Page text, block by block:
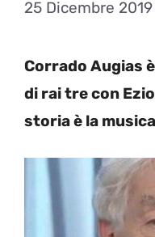
25 Dicembre 2019
Corrado Augias
di rai tre con
storia è la